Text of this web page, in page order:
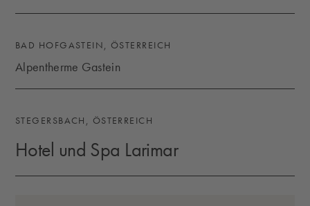
BAD HOFGASTEIN, ÖSTERREICH
Alpentherme Gastein
STEGERSBACH, ÖSTERREICH
Hotel und Spa Larimar